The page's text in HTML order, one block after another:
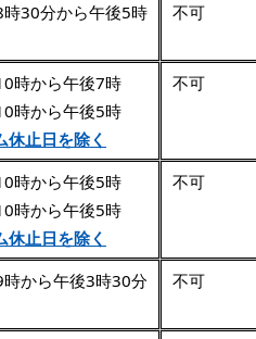
分から午後5時 不可
から午後7時
時から午後5時
休止日を除く
不可
から午後5時
時から午後5時
休止日を除く
不可
ら午後3時30分 不可